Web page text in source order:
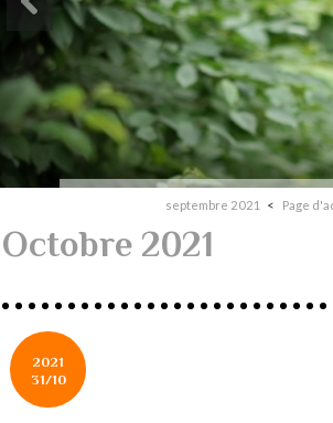
septembre 2021 Page
Octobre 2021
2021
31/10